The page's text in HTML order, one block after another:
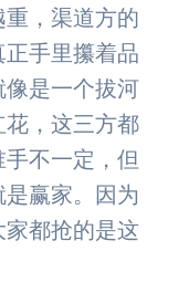
，渠道方的
手里攥着品
是一个拔河
，这三方都
不一定，但
赢家。因为
都抢的是这